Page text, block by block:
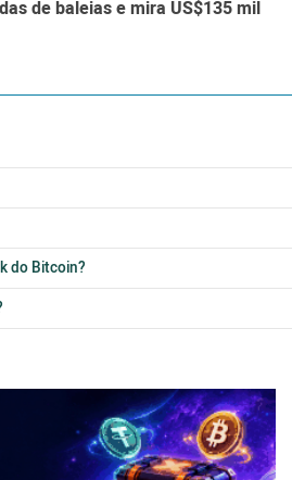
de baleias e mira US$135 mil
do Bitcoin?